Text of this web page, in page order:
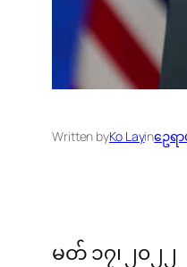
Written byKo Layinဥေရ
မတ် ၁၇၊ ၂၀၂၂